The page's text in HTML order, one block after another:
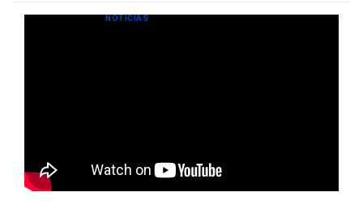
NOTICIAS